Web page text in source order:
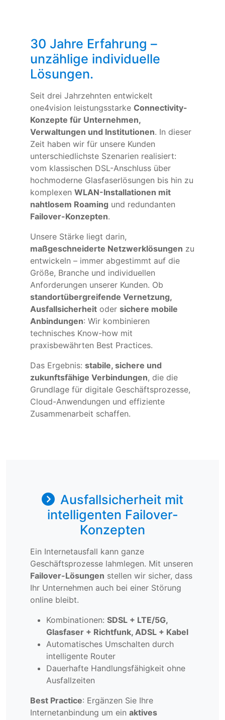
30 Jahre Erfahrung –
unzählige individuelle
Lösungen.
Seit drei Jahrzehnten entwickelt
one4vision leistungsstarke Connectivity-
Konzepte für Unternehmen,
Verwaltungen und Institutionen. In dieser
Zeit haben wir für unsere Kunden
unterschiedlichste Szenarien realisiert:
vom klassischen DSL-Anschluss über
hochmoderne Glasfaserlösungen bis hin zu
komplexen WLAN-Installationen mit
nahtlosem Roaming und redundanten
Failover-Konzepten.
Unsere Stärke liegt darin,
maßgeschneiderte Netzwerklösungen zu
entwickeln – immer abgestimmt auf die
Größe, Branche und individuellen
Anforderungen unserer Kunden. Ob
standortübergreifende Vernetzung,
Ausfallsicherheit oder sichere mobile
Anbindungen: Wir kombinieren
technisches Know-how mit
praxisbewährten Best Practices.
Das Ergebnis: stabile, sichere und
zukunftsfähige Verbindungen, die die
Grundlage für digitale Geschäftsprozesse,
Cloud-Anwendungen und effiziente
Zusammenarbeit schaffen.
Ausfallsicherheit mit
intelligenten Failover-
Konzepten
Ein Internetausfall kann ganze
Geschäftsprozesse lahmlegen. Mit unseren
Failover-Lösungen stellen wir sicher, dass
Ihr Unternehmen auch bei einer Störung
online bleibt.
Kombinationen: SDSL + LTE/5G,
Glasfaser + Richtfunk, ADSL + Kabel
Automatisches Umschalten durch
intelligente Router
Dauerhafte Handlungsfähigkeit ohne
Ausfallzeiten
Best Practice: Ergänzen Sie Ihre
Internetanbindung um ein aktives